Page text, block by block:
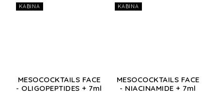
KABINA
MESOCOCKTAILS FACE
- OLIGOPEPTIDES + 7ml
KABINA
MESOCOCKTAILS FACE
- NIACINAMIDE + 7ml